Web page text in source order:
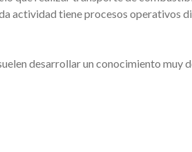
actividad tiene procesos operativos
desarrollar un conocimiento muy